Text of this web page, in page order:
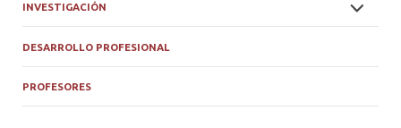
INVESTIGACIÓN
DESARROLLO PROFESIONAL
PROFESORES